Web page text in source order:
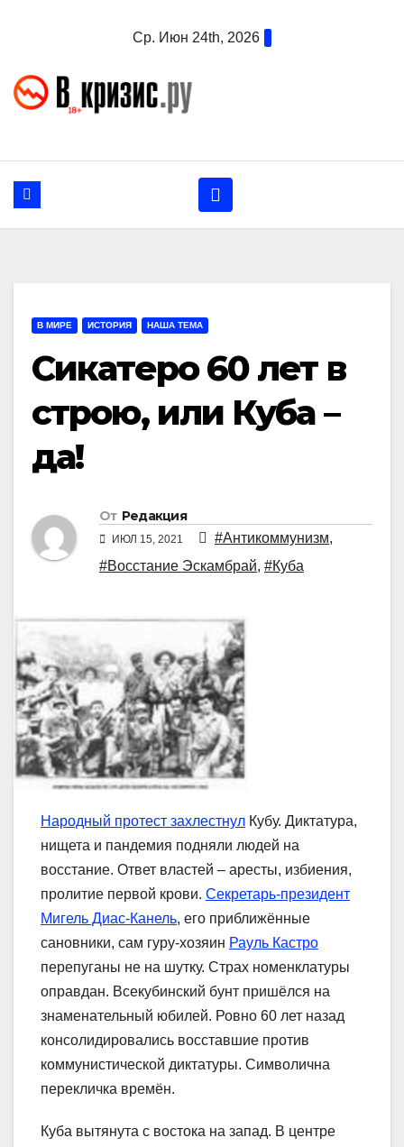
Ср. Июн 24th, 2026
В МИРЕ ИСТОРИЯ НАША ТЕМА
Сикатеро 60 лет в
строю, или Куба –
да!
От Редакция
ИЮЛ 15, 2021 #Антикоммунизм,
#Восстание Эскамбрай, #Куба
Народный протест захлестнул Кубу. Диктатура,
нищета и пандемия подняли людей на
восстание. Ответ властей – аресты, избиения,
пролитие первой крови. Секретарь-президент
Мигель Диас-Канель, его приближённые
сановники, сам гуру-хозяин Рауль Кастро
перепуганы не на шутку. Страх номенклатуры
оправдан. Всекубинский бунт пришёлся на
знаменательный юбилей. Ровно 60 лет назад
консолидировались восставшие против
коммунистической диктатуры. Символична
перекличка времён.
Куба вытянута с востока на запад. В центре